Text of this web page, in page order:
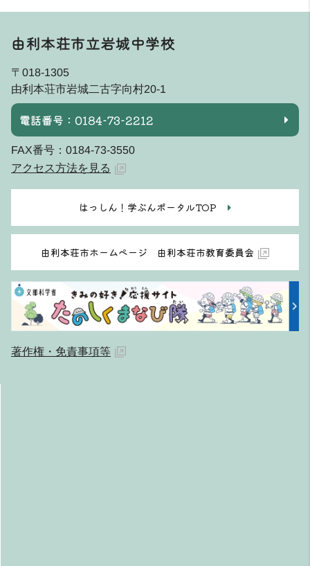
由利本荘市立岩城中学校
〒018-1305
由利本荘市岩城二古字向村20-1
電話番号：0184-73-2212
FAX番号：0184-73-3550
アクセス方法を見る
はっしん！学ぶんポータルTOP
由利本荘市ホームページ 由利本荘市教育委員会
著作権・免責事項等